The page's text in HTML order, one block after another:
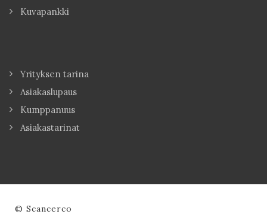
Kuvapankki
Yrityksen tarina
Asiakaslupaus
Kumppanuus
Asiakastarinat
© Scancerco